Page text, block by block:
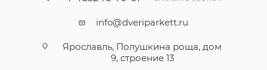
info@dveriparkett.ru
Ярославль, Полушкина роща, дом
9, строение 13